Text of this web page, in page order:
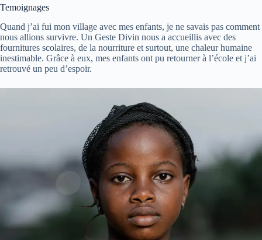
Temoignages
Quand j’ai fui mon village avec mes enfants, je ne savais pas comment
nous allions survivre. Un Geste Divin nous a accueillis avec des
fournitures scolaires, de la nourriture et surtout, une chaleur humaine
inestimable. Grâce à eux, mes enfants ont pu retourner à l’école et j’ai
retrouvé un peu d’espoir.